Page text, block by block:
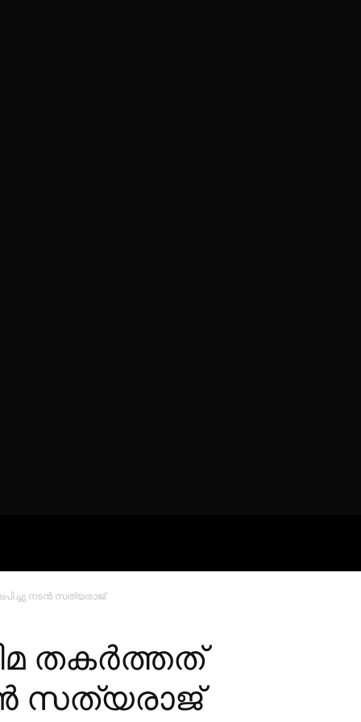
നടന്‍ സത്യരാജ്
തകര്‍ത്തത്
സത്യരാജ്